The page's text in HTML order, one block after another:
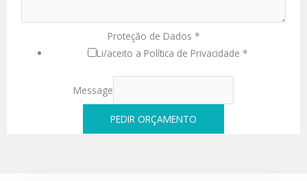
Proteção de Dados *
Li/aceito a Política de Privacidade *
Message
PEDIR ORÇAMENTO